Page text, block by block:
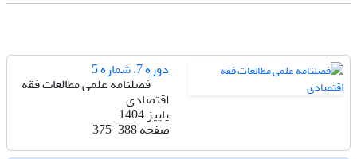
دوره 7، شماره 5
فصلنامه علمی مطالعات فقه
اقتصادی
پاییز 1404
صفحه375-388